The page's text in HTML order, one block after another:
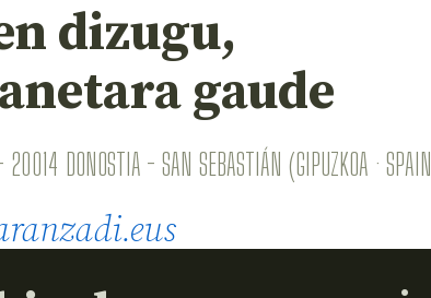
dizugu,
gaude
20014 DONOSTIA - SAN SEBASTIÁN (GIPUZKOA ·